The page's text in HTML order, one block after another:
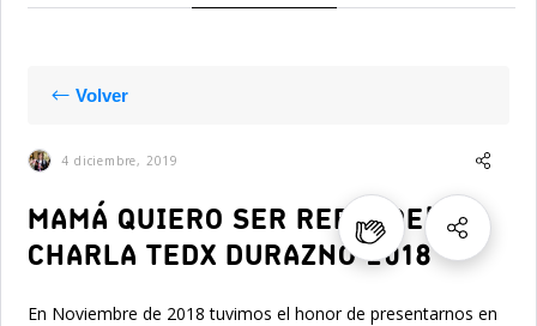
Volver
4 diciembre, 2019
MAMÁ QUIERO SER REBELDE!
CHARLA TEDX DURAZNO 2018
En Noviembre de 2018 tuvimos el honor de presentarnos en